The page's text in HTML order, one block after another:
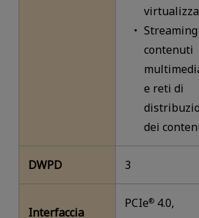
contenuti
e reti di
dei
DWPD 3
Interfaccia
PCIe® 4.0,